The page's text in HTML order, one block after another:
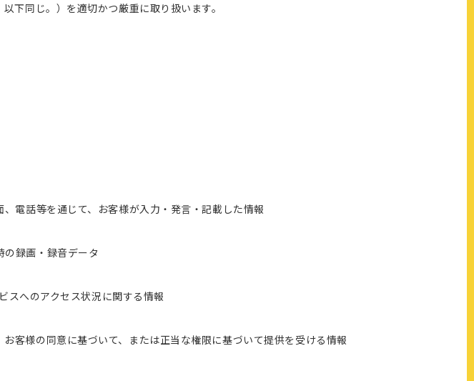
下同じ。）を適切かつ厳重に取り扱います。
電話等を通じて、お客様が入力・発言・記載した情報
録画・録音データ
スへのアクセス状況に関する情報
客様の同意に基づいて、または正当な権限に基づいて提供を受ける情報